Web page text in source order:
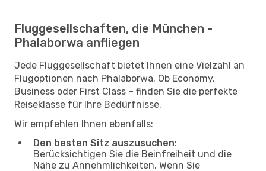
Fluggesellschaften, die München -
Phalaborwa anfliegen
Jede Fluggesellschaft bietet Ihnen eine Vielzahl an
Flugoptionen nach Phalaborwa. Ob Economy,
Business oder First Class – finden Sie die perfekte
Reiseklasse für Ihre Bedürfnisse.
Wir empfehlen Ihnen ebenfalls:
Den besten Sitz auszusuchen:
Berücksichtigen Sie die Beinfreiheit und die
Nähe zu Annehmlichkeiten. Wenn Sie